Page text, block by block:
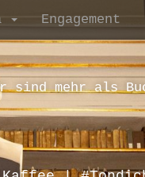
Engagement
sind mehr als